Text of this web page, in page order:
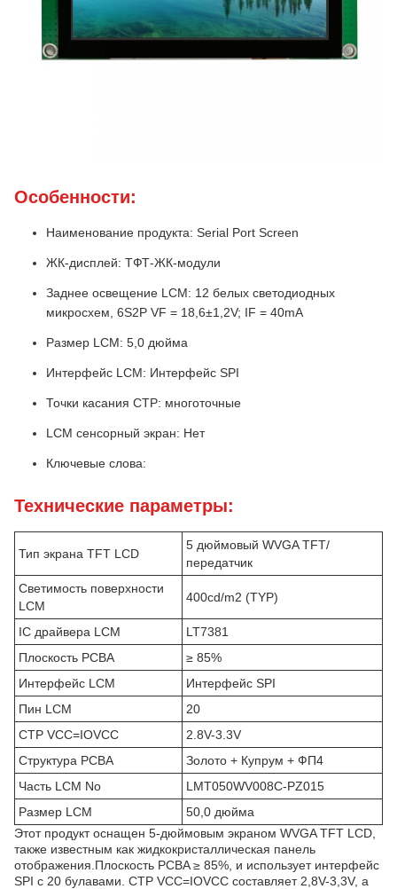
Особенности:
Наименование продукта: Serial Port Screen
ЖК-дисплей: ТФТ-ЖК-модули
Заднее освещение LCM: 12 белых светодиодных
микросхем, 6S2P VF = 18,6±1,2V; IF = 40mA
Размер LCM: 5,0 дюйма
Интерфейс LCM: Интерфейс SPI
Точки касания CTP: многоточные
LCM сенсорный экран: Нет
Ключевые слова:
Технические параметры:
Тип экрана TFT LCD
5 дюймовый WVGA TFT/
передатчик
Светимость поверхности
LCM
400cd/m2 (TYP)
IC драйвера LCM
LT7381
Плоскость PCBA
≥ 85%
Интерфейс LCM
Интерфейс SPI
Пин LCM
20
CTP VCC=IOVCC
2.8V-3.3V
Структура PCBA
Золото + Купрум + ФП4
Часть LCM No
LMT050WV008C-PZ015
Размер LCM
50,0 дюйма
Этот продукт оснащен 5-дюймовым экраном WVGA TFT LCD,
также известным как жидкокристаллическая панель
отображения.Плоскость PCBA ≥ 85%, и использует интерфейс
SPI с 20 булавами. CTP VCC=IOVCC составляет 2,8V-3,3V, а